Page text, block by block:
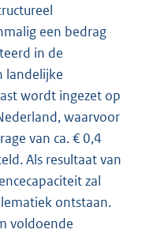
een bedrag
in de
landelijke
wordt ingezet op
waarvoor
van ca. € 0,4
Als resultaat van
zal
ontstaan.
voldoende